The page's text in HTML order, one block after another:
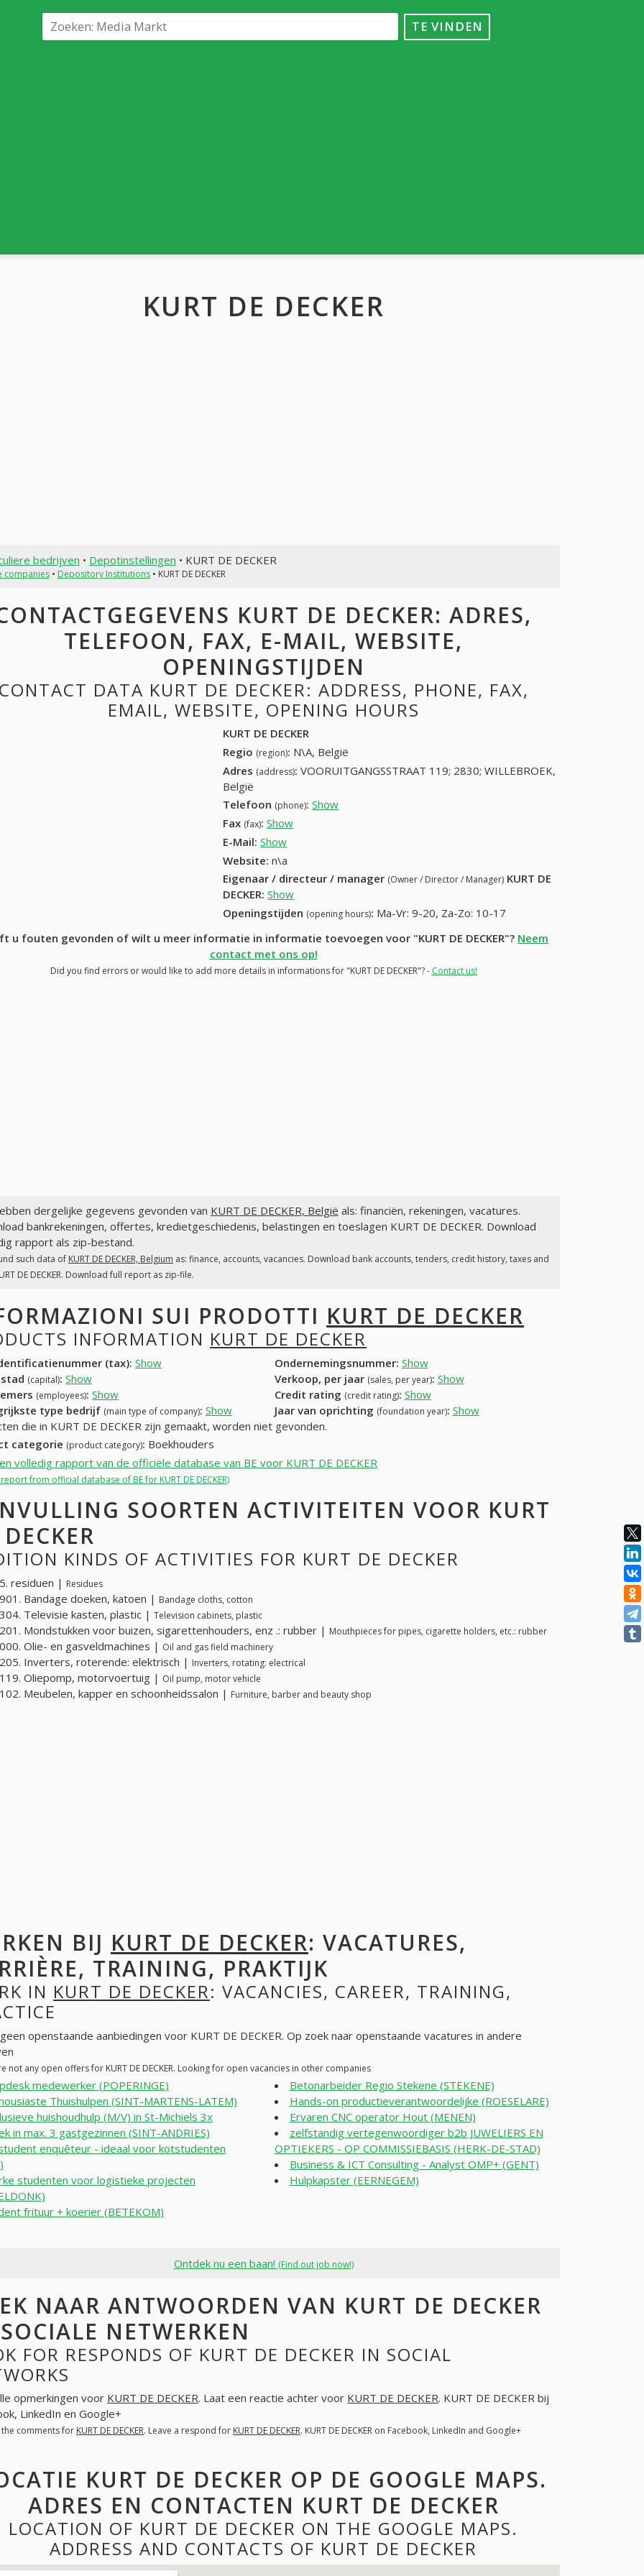
TE VINDEN
KURT DE DECKER
bedrijven • Depotinstellingen • KURT DE DECKER
companies• Depository Institutions• KURT DE DECKER
KURT DE DECKER: ADRES,
TELEFOON, FAX, E-MAIL, WEBSITE,
OPENINGSTIJDEN
DATA KURT DE DECKER: ADDRESS, PHONE, FAX,
EMAIL, WEBSITE, OPENING HOURS
KURT DE DECKER
Regio (region): N\A, België
Adres (address): VOORUITGANGSSTRAAT 119; 2830; WILLEBROEK,
België
Telefoon (phone): Show
Fax (fax): Show
E-Mail: Show
Website: n\a
Eigenaar / directeur / manager (Owner / Director / Manager) KURT DE
DECKER: Show
Openingstijden (opening hours): Ma-Vr: 9-20, Za-Zo: 10-17
u fouten gevonden of wilt u meer informatie in informatie toevoegen voor "KURT DE DECKER"? Neem
contact met ons op!
Did you find errors or would like to add more details in informations for "KURT DE DECKER"? - Contact us!
dergelijke gegevens gevonden van KURT DE DECKER, België als: financiën, rekeningen, vacatures.
bankrekeningen, offertes, kredietgeschiedenis, belastingen en toeslagen KURT DE DECKER. Download
rapport als zip-bestand.
such data of KURT DE DECKER, Belgium as: finance, accounts, vacancies. Download bank accounts, tenders, credit history, taxes and
DE DECKER. Download full report as zip-file.
SUI PRODOTTI KURT DE DECKER
INFORMATION KURT DE DECKER
(tax): Show Ondernemingsnummer: Show
(capital): Show Verkoop, per jaar (sales, per year): Show
(employees): Show Credit rating (credit rating): Show
type bedrijf (main type of company): Show Jaar van oprichting (foundation year): Show
die in KURT DE DECKER zijn gemaakt, worden niet gevonden.
categorie (product category): Boekhouders
volledig rapport van de officiële database van BE voor KURT DE DECKER
from official database of BE for KURT DE DECKER)
SOORTEN ACTIVITEITEN VOOR KURT
KINDS OF ACTIVITIES FOR KURT DE DECKER
residuen | Residues
Bandage doeken, katoen | Bandage cloths, cotton
Televisie kasten, plastic | Television cabinets, plastic
Mondstukken voor buizen, sigarettenhouders, enz .: rubber | Mouthpieces for pipes, cigarette holders, etc.: rubber
Olie- en gasveldmachines | Oil and gas field machinery
Inverters, roterende: elektrisch | Inverters, rotating: electrical
Oliepomp, motorvoertuig | Oil pump, motor vehicle
Meubelen, kapper en schoonheidssalon | Furniture, barber and beauty shop
BIJ KURT DE DECKER: VACATURES,
TRAINING, PRAKTIJK
IN KURT DE DECKER: VACANCIES, CAREER, TRAINING,
openstaande aanbiedingen voor KURT DE DECKER. Op zoek naar openstaande vacatures in andere
not any open offers for KURT DE DECKER. Looking for open vacancies in other companies
medewerker (POPERINGE)
Thuishulpen (SINT-MARTENS-LATEM)
huishoudhulp (M/V) in St-Michiels 3x
in max. 3 gastgezinnen (SINT-ANDRIES)
enquêteur - ideaal voor kotstudenten
studenten voor logistieke projecten
frituur + koerier (BETEKOM)
Betonarbeider Regio Stekene (STEKENE)
Hands-on productieverantwoordelijke (ROESELARE)
Ervaren CNC operator Hout (MENEN)
zelfstandig vertegenwoordiger b2b JUWELIERS EN
OPTIEKERS - OP COMMISSIEBASIS (HERK-DE-STAD)
Business & ICT Consulting - Analyst OMP+ (GENT)
Hulpkapster (EERNEGEM)
Ontdek nu een baan! (Find out job now!)
NAAR ANTWOORDEN VAN KURT DE DECKER
NETWERKEN
FOR RESPONDS OF KURT DE DECKER IN SOCIAL
opmerkingen voor KURT DE DECKER. Laat een reactie achter voor KURT DE DECKER. KURT DE DECKER bij
LinkedIn en Google+
the comments for KURT DE DECKER. Leave a respond for KURT DE DECKER. KURT DE DECKER on Facebook, LinkedIn and Google+
KURT DE DECKER OP DE GOOGLE MAPS.
ADRES EN CONTACTEN KURT DE DECKER
LOCATION OF KURT DE DECKER ON THE GOOGLE MAPS.
ADDRESS AND CONTACTS OF KURT DE DECKER